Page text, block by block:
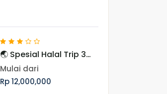
🌏 Spesial Halal Trip 3
Negara Asia Periode
Libur Akhir Tahun
Mulai dari
Rp 12,000,000